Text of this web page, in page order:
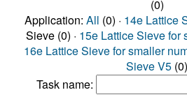
(0)
Application: All (0) · 14e Lattice
Sieve (0) · 15e Lattice Sieve for
16e Lattice Sieve for smaller
Sieve V5 (0)
Task name: